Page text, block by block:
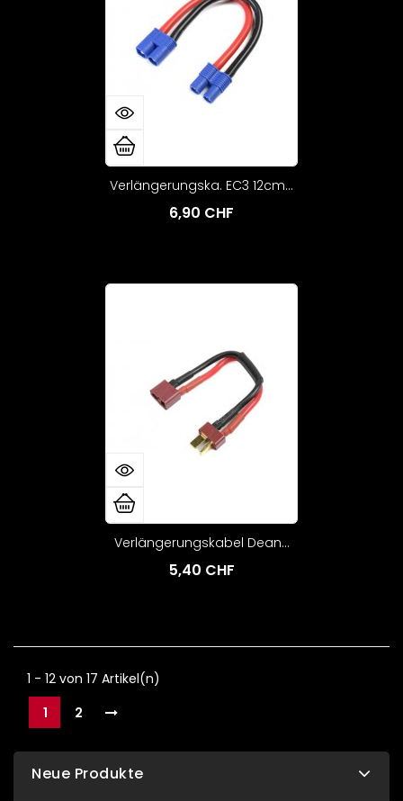
Verlängerungska. EC3 12cm...
6,90 CHF
Verlängerungskabel Dean...
5,40 CHF
1 - 12 von 17 Artikel(n)
1
2
Neue Produkte